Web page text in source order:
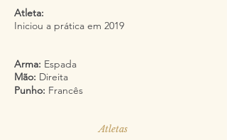
Atleta:
Iniciou a prática em 2019
Arma: Espada
Mão: Direita
Punho: Francês
Atletas